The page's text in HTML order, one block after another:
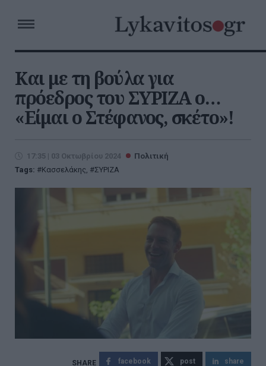
Και με τη βούλα για
πρόεδρος του ΣΥΡΙΖΑ ο…
«Είμαι ο Στέφανος, σκέτο»!
17:35 | 03 Οκτωβρίου 2024
Πολιτική
Tags:
Κασσελάκης, ΣΥΡΙΖΑ
facebook post share